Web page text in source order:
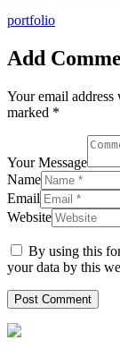
portfolio
Add
Your email
marked *
Your Message
Name
Email
Website
By using this
your data by this